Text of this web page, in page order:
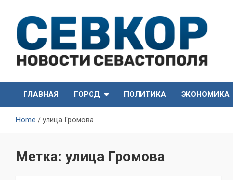
content
СевКор — Новости
Севастополя
Севастополя
ГЛАВНАЯ
ГОРОД ПОЛИТИКА ЭКОНОМИКА
Home улица Громова
Метка: улица Громова